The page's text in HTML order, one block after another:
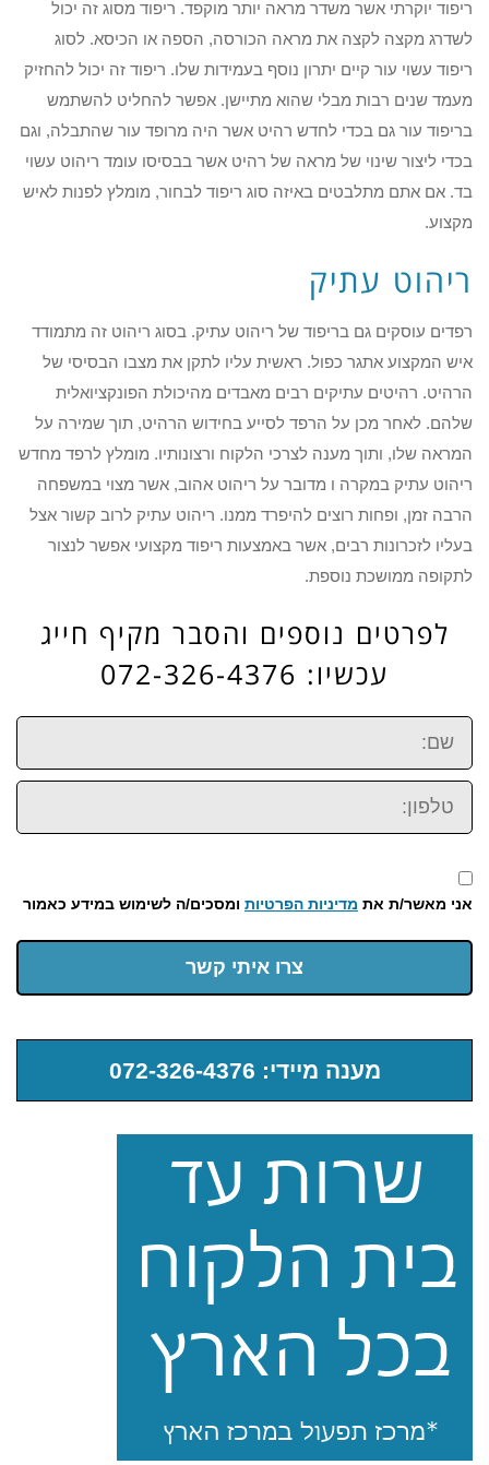
ריפוד יוקרתי אשר משדר מראה יותר מוקפד. ריפוד מסוג זה יכול
לשדרג מקצה לקצה את מראה הכורסה, הספה או הכיסא. לסוג
ריפוד עשוי עור קיים יתרון נוסף בעמידות שלו. ריפוד זה יכול להחזיק
מעמד שנים רבות מבלי שהוא מתיישן. אפשר להחליט להשתמש
בריפוד עור גם בכדי לחדש רהיט אשר היה מרופד עור שהתבלה, וגם
בכדי ליצור שינוי של מראה של רהיט אשר בבסיסו עומד ריהוט עשוי
בד. אם אתם מתלבטים באיזה סוג ריפוד לבחור, מומלץ לפנות לאיש
מקצוע.
ריהוט עתיק
רפדים עוסקים גם בריפוד של ריהוט עתיק. בסוג ריהוט זה מתמודד
איש המקצוע אתגר כפול. ראשית עליו לתקן את מצבו הבסיסי של
הרהיט. רהיטים עתיקים רבים מאבדים מהיכולת הפונקציואלית
שלהם. לאחר מכן על הרפד לסייע בחידוש הרהיט, תוך שמירה על
המראה שלו, ותוך מענה לצרכי הלקוח ורצונותיו. מומלץ לרפד מחדש
ריהוט עתיק במקרה ו מדובר על ריהוט אהוב, אשר מצוי במשפחה
הרבה זמן, ופחות רוצים להיפרד ממנו. ריהוט עתיק לרוב קשור אצל
בעליו לזכרונות רבים, אשר באמצעות ריפוד מקצועי אפשר לנצור
לתקופה ממושכת נוספת.
לפרטים נוספים והסבר מקיף חייג
עכשיו: 072-326-4376
שם:
טלפון:
אני מאשר/ת את מדיניות הפרטיות ומסכים/ה לשימוש במידע כאמור
צרו איתי קשר
מענה מיידי: 072-326-4376